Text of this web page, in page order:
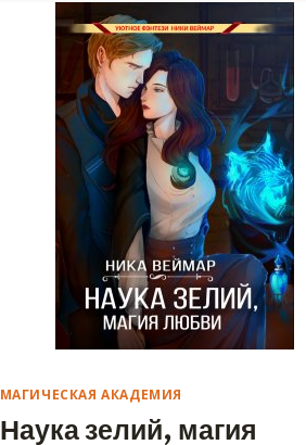
МАГИЧЕСКАЯ АКАДЕМИЯ
Наука зелий, магия